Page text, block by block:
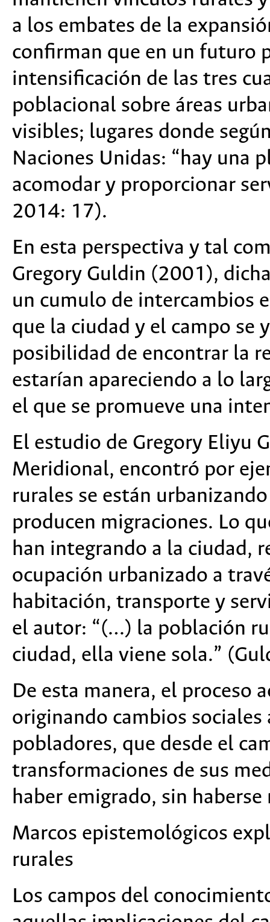
a los embates de la
confirman que en un futuro
intensificación de las tres
poblacional sobre áreas
visibles; lugares donde
Naciones Unidas: “hay una
acomodar y proporcionar
2014: 17).
En esta perspectiva y tal
Gregory Guldin (2001),
un cumulo de intercambios
que la ciudad y el campo se
posibilidad de encontrar la
estarían apareciendo a lo
el que se promueve una
El estudio de Gregory Eliyu
Meridional, encontró por
rurales se están
producen migraciones. Lo
han integrando a la ciudad,
ocupación urbanizado a
habitación, transporte y
el autor: “(…) la población
ciudad, ella viene sola.”
De esta manera, el proceso
originando cambios
pobladores, que desde el
transformaciones de sus
haber emigrado, sin
Marcos epistemológicos
rurales
Los campos del